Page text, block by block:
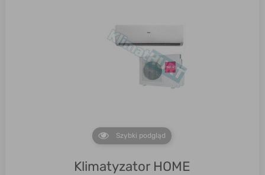
Szybki podgląd
Klimatyzator HOME